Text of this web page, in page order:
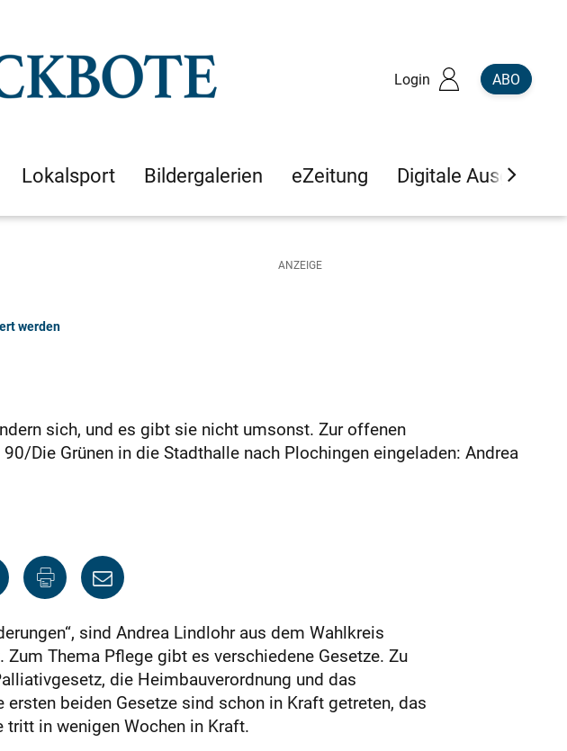
Login ABO
Lokalsport Bildergalerien eZeitung Digitale Ausgaben
werden
sich, und es gibt sie nicht umsonst. Zur offenen
Die Grünen in die Stadthalle nach Plochingen eingeladen: Andrea
sind Andrea Lindlohr aus dem Wahlkreis
Thema Pflege gibt es verschiedene Gesetze. Zu
die Heimbauverordnung und das
beiden Gesetze sind schon in Kraft getreten, das
in wenigen Wochen in Kraft.